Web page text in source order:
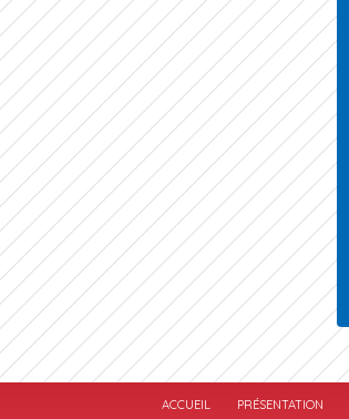
ACCUEIL PRÉSENTATION